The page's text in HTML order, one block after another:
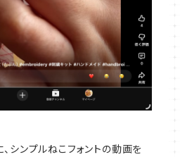
ンプルねこフォントの動画を